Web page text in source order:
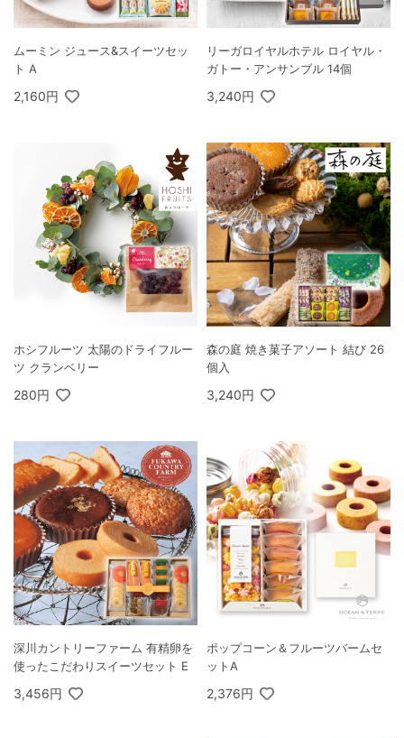
ムーミン ジュース&スイーツセッ
ト A
2,160円
リーガロイヤルホテル ロイヤル・
ガトー・アンサンブル 14個
3,240円
ホシフルーツ 太陽のドライフルー
ツ クランベリー
280円
森の庭 焼き菓子アソート 結び 26
個入
3,240円
深川カントリーファーム 有精卵を
使ったこだわりスイーツセット E
3,456円
ポップコーン＆フルーツバームセ
ットA
2,376円